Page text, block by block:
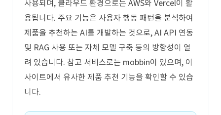
사용되며, 클라우드 환경으로는 AWS와 Vercel이 활
용됩니다. 주요 기능은 사용자 행동 패턴을 분석하여
제품을 추천하는 AI를 개발하는 것으로, AI API 연동
및 RAG 사용 또는 자체 모델 구축 등의 방향성이 열
려 있습니다. 참고 서비스로는 mobbin이 있으며, 이
사이트에서 유사한 제품 추천 기능을 확인할 수 있습
니다.